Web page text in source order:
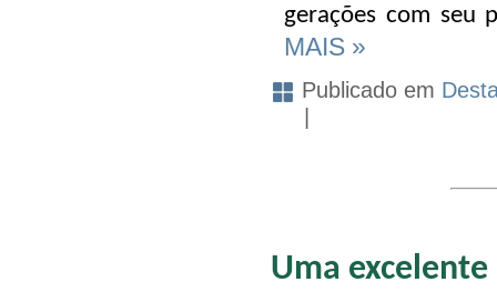
gerações com seu
MAIS »
Publicado em
|
Uma